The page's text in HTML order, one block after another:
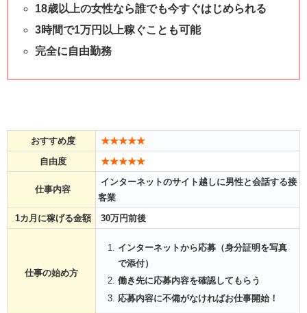
18歳以上の女性なら誰でも今すぐはじめられる
3時間で1万円以上稼ぐことも可能
完全に自由勤務
おすすめ度
★★★★★
自由度
★★★★★
仕事内容
インターネットのサイト越しに男性と会話する接
客業
1カ月に稼げる金額
30万円前後
仕事の始め方
インターネットから応募（身分証明を写真
で添付）
働き先に応募内容を確認してもらう
応募内容に不備がなければお仕事開始！